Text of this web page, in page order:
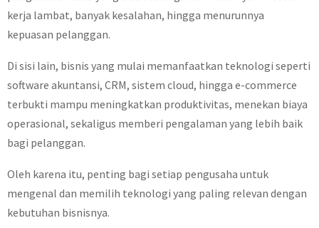
kerja lambat, banyak kesalahan, hingga menurunnya
kepuasan pelanggan.
Di sisi lain, bisnis yang mulai memanfaatkan teknologi seperti
software akuntansi, CRM, sistem cloud, hingga e-commerce
terbukti mampu meningkatkan produktivitas, menekan biaya
operasional, sekaligus memberi pengalaman yang lebih baik
bagi pelanggan.
Oleh karena itu, penting bagi setiap pengusaha untuk
mengenal dan memilih teknologi yang paling relevan dengan
kebutuhan bisnisnya.